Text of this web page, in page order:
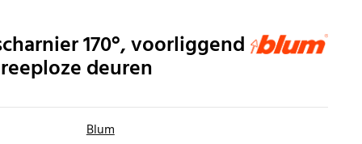
170°, voorliggend
deuren
Blum